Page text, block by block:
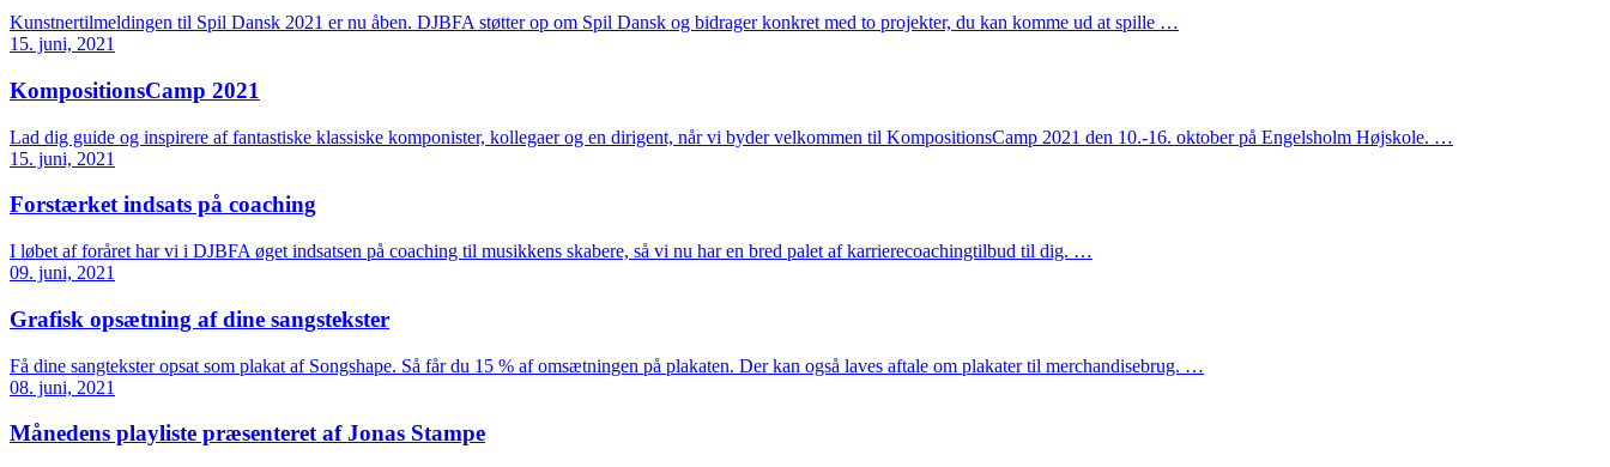
Kunstnertilmeldingen til Spil Dansk 2021 er nu åben. DJBFA støtter op om Spil Dansk og bidrager konkret med to projekter, du kan komme ud at spille …
15. juni, 2021
KompositionsCamp 2021
Lad dig guide og inspirere af fantastiske klassiske komponister, kollegaer og en dirigent, når vi byder velkommen til KompositionsCamp 2021 den 10.-16. oktober på Engelsholm Højskole. …
15. juni, 2021
Forstærket indsats på coaching
I løbet af foråret har vi i DJBFA øget indsatsen på coaching til musikkens skabere, så vi nu har en bred palet af karrierecoachingtilbud til dig. …
09. juni, 2021
Grafisk opsætning af dine sangstekster
Få dine sangtekster opsat som plakat af Songshape. Så får du 15 % af omsætningen på plakaten. Der kan også laves aftale om plakater til merchandisebrug. …
08. juni, 2021
Månedens playliste præsenteret af Jonas Stampe